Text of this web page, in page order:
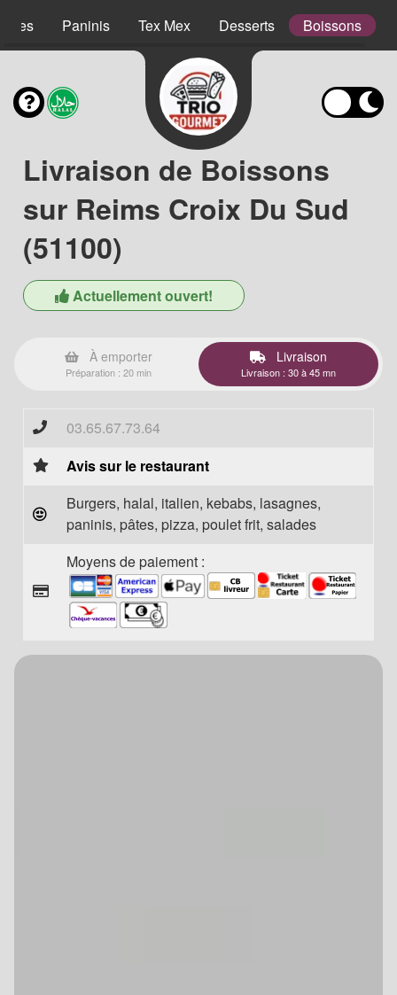
Paninis Tex Mex Desserts Boissons
Livraison de Boissons
sur Reims Croix Du Sud
(51100)
Actuellement ouvert!
À emporter
Préparation : 20 min
Livraison
Livraison : 30 à 45 mn
03.65.67.73.64
Avis sur le restaurant
Burgers, halal, italien, kebabs, lasagnes,
paninis, pâtes, pizza, poulet frit, salades
Moyens de paiement :